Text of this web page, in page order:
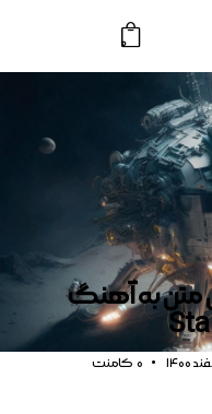
0
به آهنگ
0 کامنت